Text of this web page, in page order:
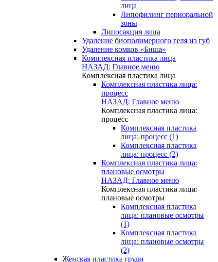
лица
Липофилинг периоральной
зоны
Липосакция лица
Удаление биополимерного геля из губ
Удаление комков «Биша»
Комплексная пластика лица
НАЗАД: Главное меню
Комплексная пластика лица
Комплексная пластика лица:
процесс
НАЗАД: Главное меню
Комплексная пластика лица:
процесс
Комплексная пластика
лица: процесс (1)
Комплексная пластика
лица: процесс (2)
Комплексная пластика лица:
плановые осмотры
НАЗАД: Главное меню
Комплексная пластика лица:
плановые осмотры
Комплексная пластика
лица: плановые осмотры
(1)
Комплексная пластика
лица: плановые осмотры
(2)
Женская пластика груди